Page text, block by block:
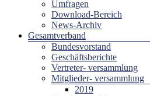
Umfragen
Download-Bereich
News-Archiv
Gesamtverband
Bundesvorstand
Geschäftsberichte
Vertreter- versammlung
Mitglieder- versammlung
2019